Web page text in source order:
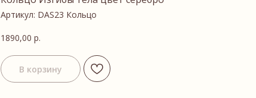
Артикул: DAS23 Кольцо
1890,00 р.
В корзину